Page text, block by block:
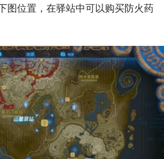
图位置，在驿站中可以购买防火药